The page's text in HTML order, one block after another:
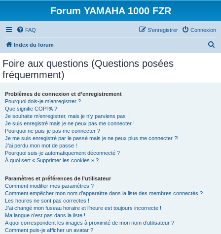
Forum YAMAHA 1000 FZR
FAQ Connexion
S’enregistrer
Index du forum
Foire aux questions (Questions posées
fréquemment)
Problèmes de connexion et d’enregistrement
Pourquoi dois-je m’enregistrer ?
Que signifie COPPA ?
Je souhaite m’enregistrer, mais je n’y parviens pas !
Je suis enregistré mais je ne peux pas me connecter !
Pourquoi ne puis-je pas me connecter ?
Je me suis enregistré par le passé mais je ne peux plus me connecter ?!
J’ai perdu mon mot de passe !
Pourquoi suis-je automatiquement déconnecté ?
À quoi sert « Supprimer les cookies » ?
Paramètres et préférences de l’utilisateur
Comment modifier mes paramètres ?
Comment empêcher mon nom d’apparaître dans la liste des membres connectés ?
Les heures ne sont pas correctes !
J’ai changé mon fuseau horaire et l’heure est toujours incorrecte !
Ma langue n’est pas dans la liste !
A quoi correspondent les images à proximité de mon nom d’utilisateur ?
Comment puis-je afficher un avatar ?